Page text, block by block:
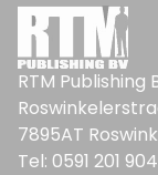
RTM Publishing
7895AT
Tel: 0591 201